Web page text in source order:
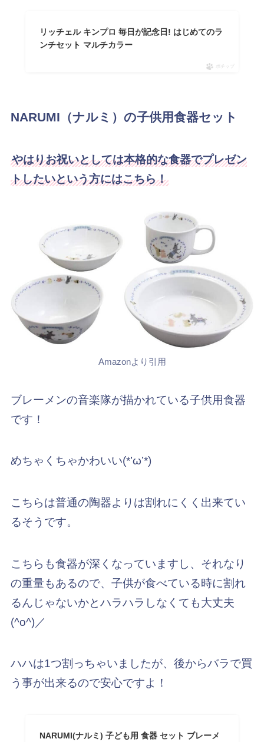
リッチェル キンプロ 毎日が記念日! はじめてのラ
ンチセット マルチカラー
ポチップ
NARUMI（ナルミ）の子供用食器セット
やはりお祝いとしては本格的な食器でプレゼン
トしたいという方にはこちら！
Amazonより引用
ブレーメンの音楽隊が描かれている子供用食器
です！
めちゃくちゃかわいい(*’ω’*)
こちらは普通の陶器よりは割れにくく出来てい
るそうです。
こちらも食器が深くなっていますし、それなり
の重量もあるので、子供が食べている時に割れ
るんじゃないかとハラハラしなくても大丈夫
(^o^)／
ハハは1つ割っちゃいましたが、後からバラで買
う事が出来るので安心ですよ！
NARUMI(ナルミ) 子ども用 食器 セット ブレーメ